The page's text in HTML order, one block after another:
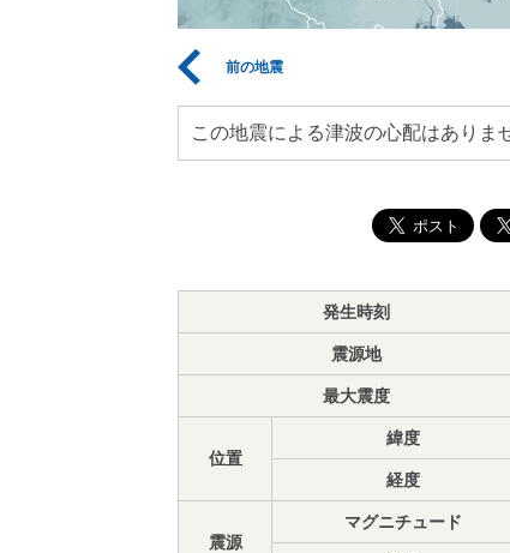
前の地震
この地震による津波の心配はありま
発生時刻
震源地
最大震度
位置
緯度
経度
震源
マグニチュード